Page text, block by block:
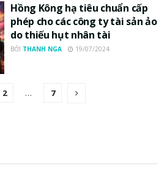
Hồng Kông hạ tiêu chuẩn cấp
phép cho các công ty tài sản ảo
do thiếu hụt nhân tài
BỞI THANH NGA 19/07/2024
2 … 7